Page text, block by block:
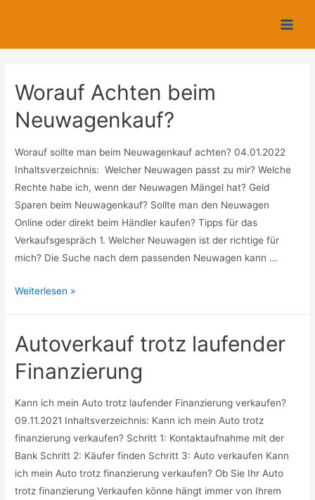
Main
Worauf Achten beim
Neuwagenkauf?
Worauf sollte man beim Neuwagenkauf achten? 04.01.2022
Inhaltsverzeichnis: Welcher Neuwagen passt zu mir? Welche
Rechte habe ich, wenn der Neuwagen Mängel hat? Geld
Sparen beim Neuwagenkauf? Sollte man den Neuwagen
Online oder direkt beim Händler kaufen? Tipps für das
Verkaufsgespräch 1. Welcher Neuwagen ist der richtige für
mich? Die Suche nach dem passenden Neuwagen kann …
Worauf
Neuwagenkauf?
Weiterlesen »
Autoverkauf trotz laufender
Finanzierung
Kann ich mein Auto trotz laufender Finanzierung verkaufen?
09.11.2021 Inhaltsverzeichnis: Kann ich mein Auto trotz
finanzierung verkaufen? Schritt 1: Kontaktaufnahme mit der
Bank Schritt 2: Käufer finden Schritt 3: Auto verkaufen Kann
ich mein Auto trotz finanzierung verkaufen? Ob Sie Ihr Auto
trotz finanzierung Verkaufen könne hängt immer von Ihrem